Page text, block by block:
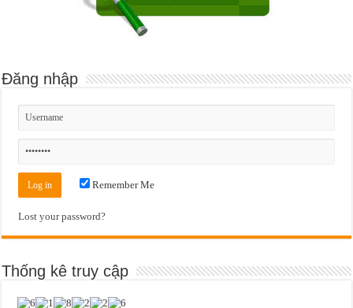
Đăng nhập
Remember Me
Lost your password?
Thống kê truy cập